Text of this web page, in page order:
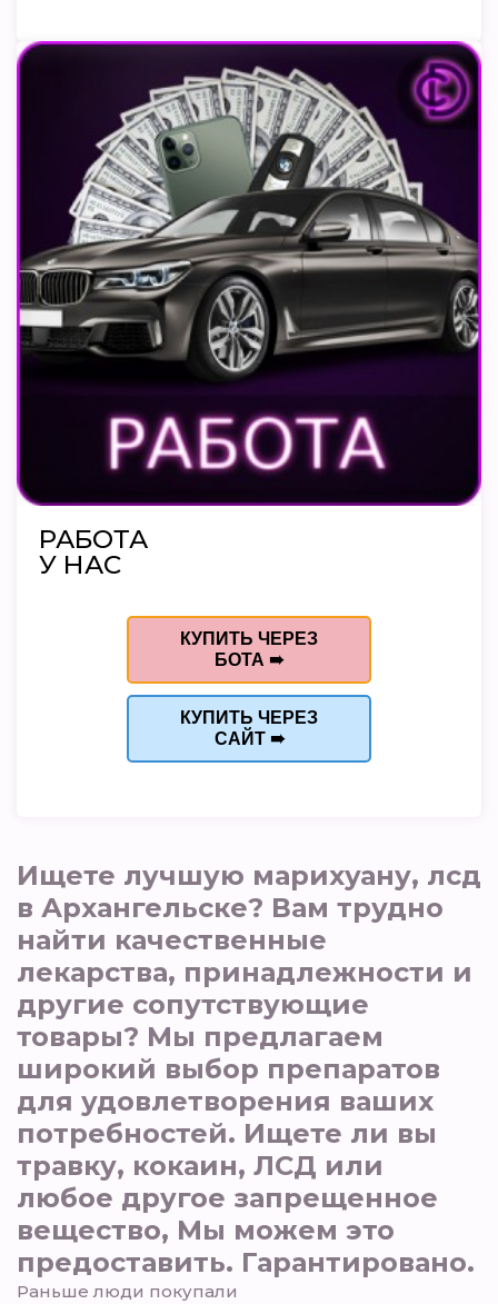
РАБОТА
У НАС
КУПИТЬ ЧЕРЕЗ
БОТА ➠
КУПИТЬ ЧЕРЕЗ
САЙТ ➠
Ищете лучшую марихуану, лсд
в Архангельске? Вам трудно
найти качественные
лекарства, принадлежности и
другие сопутствующие
товары? Мы предлагаем
широкий выбор препаратов
для удовлетворения ваших
потребностей. Ищете ли вы
травку, кокаин, ЛСД или
любое другое запрещенное
вещество, Мы можем это
предоставить. Гарантировано.
Раньше люди покупали